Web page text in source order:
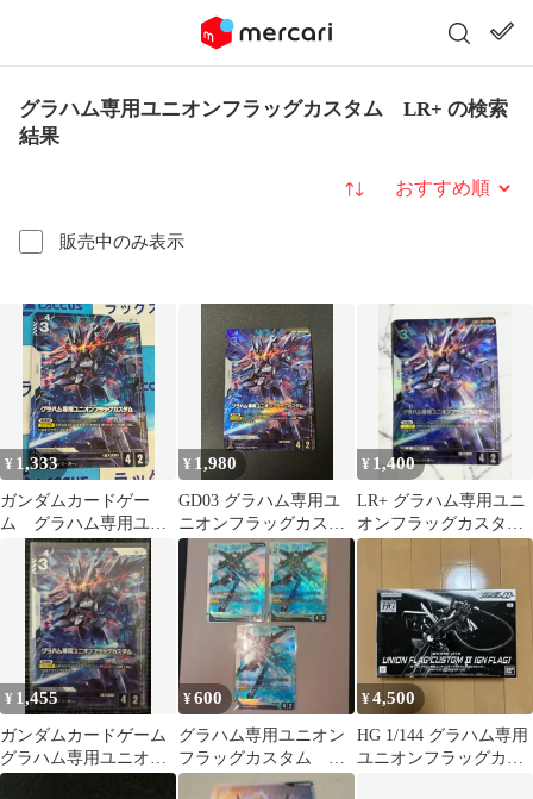
グラハム専用ユニオンフラッグカスタム LR+ の検索
結果
販売中のみ表示
並び替え
¥ 1,333
ガンダムカードゲー
ム グラハム専用ユニ
オンフラッグカスタム
LR+ GD03-069 パ
ラレル
¥ 1,980
GD03 グラハム専用ユ
ニオンフラッグカスタ
ム LR+ パラレル ガン
ダムカードゲーム
¥ 1,400
LR+ グラハム専用ユニ
オンフラッグカスタム
(パラレル) ガンダム
カードゲーム
¥ 1,455
ガンダムカードゲーム
グラハム専用ユニオン
フラッグカスタム LR＋
¥600
グラハム専用ユニオン
フラッグカスタム
LR 3枚 GD03
¥4,500
HG 1/144 グラハム専用
ユニオンフラッグカス